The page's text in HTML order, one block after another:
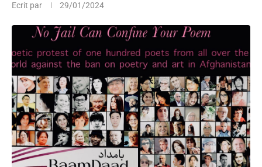
Ecrit par 29/01/2024